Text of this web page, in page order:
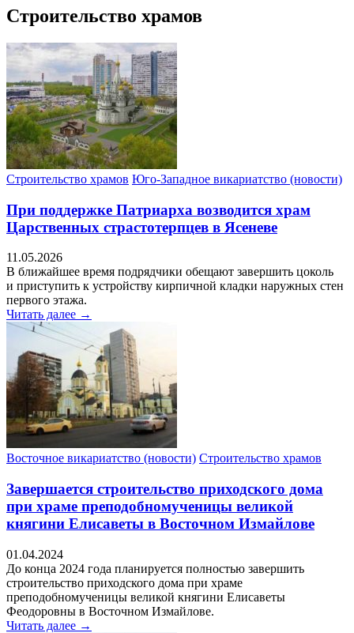
Строительство храмов
Строительство храмов Юго-Западное викариатство (новости)
При поддержке Патриарха возводится храм
Царственных страстотерпцев в Ясеневе
11.05.2026
В ближайшее время подрядчики обещают завершить цоколь
и приступить к устройству кирпичной кладки наружных стен
первого этажа.
Читать далее →
Восточное викариатство (новости) Строительство храмов
Завершается строительство приходского дома
при храме преподобномученицы великой
княгини Елисаветы в Восточном Измайлове
01.04.2024
До конца 2024 года планируется полностью завершить
строительство приходского дома при храме
преподобномученицы великой княгини Елисаветы
Феодоровны в Восточном Измайлове.
Читать далее →